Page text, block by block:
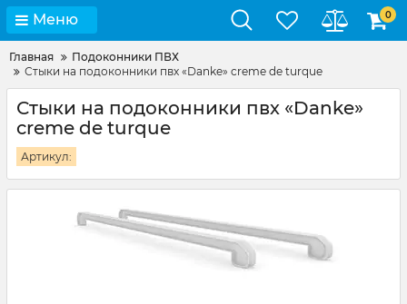
Меню 0
Главная
Подоконники ПВХ
Стыки на подоконники пвх «Danke» creme de turque
Стыки на подоконники пвх «Danke»
creme de turque
Артикул: